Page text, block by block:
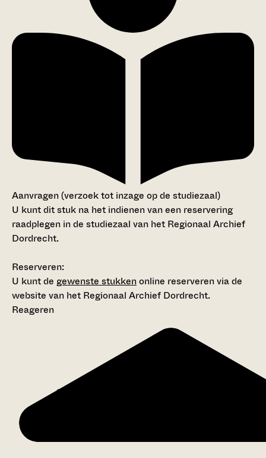
Aanvragen (verzoek tot inzage op de studiezaal)
U kunt dit stuk na het indienen van een reservering
raadplegen in de studiezaal van het Regionaal Archief
Dordrecht.
Reserveren:
U kunt de gewenste stukkenonline reserveren via de
website van het Regionaal Archief Dordrecht.
Reageren